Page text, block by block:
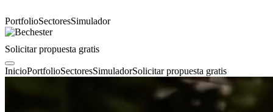
PortfolioSectoresSimulador
Solicitar propuesta gratis
InicioPortfolioSectoresSimuladorSolicitar propuesta gratis